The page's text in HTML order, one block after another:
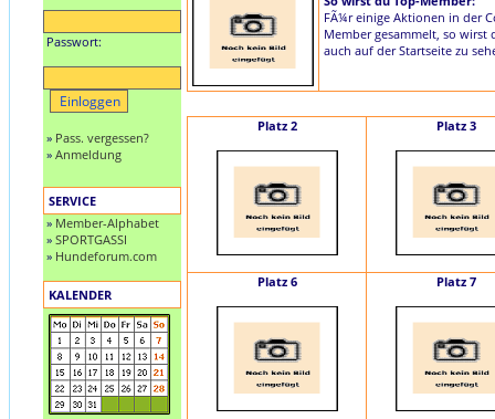
Passwort:
» Pass. vergessen?
» Anmeldung
SERVICE
» Member-Alphabet
» SPORTGASSI
» Hundeforum.com
KALENDER
FÃ¼r einige Aktionen in der
Member gesammelt, so wirst
auch auf der Startseite zu
Platz 2 Platz 3
Platz 6 Platz 7